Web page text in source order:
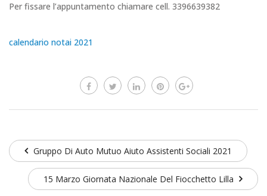
Per fissare l’appuntamento chiamare cell. 3396639382
calendario notai 2021
Gruppo Di Auto Mutuo Aiuto Assistenti Sociali 2021
15 Marzo Giornata Nazionale Del Fiocchetto Lilla